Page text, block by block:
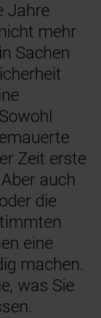
Jahre
mehr
Sachen
Zeit erste
auch
die
eine
machen.
was Sie